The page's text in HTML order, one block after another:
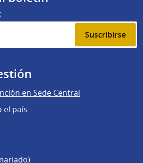
Suscribirse
en Sede Central
el país